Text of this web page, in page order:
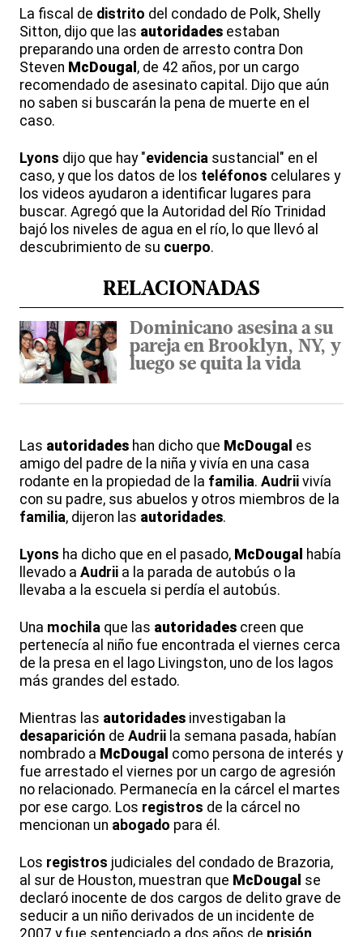
La fiscal de distrito del condado de Polk, Shelly
Sitton, dijo que las autoridades estaban
preparando una orden de arresto contra Don
Steven McDougal , de 42 años, por un cargo
recomendado de asesinato capital. Dijo que aún
no saben si buscarán la pena de muerte en el
caso.
Lyons dijo que hay "evidencia sustancial" en el
caso, y que los datos de los teléfonos celulares y
los videos ayudaron a identificar lugares para
buscar. Agregó que la Autoridad del Río Trinidad
bajó los niveles de agua en el río, lo que llevó al
descubrimiento de su cuerpo.
RELACIONADAS
Dominicano asesina a su
pareja en Brooklyn, NY, y
luego se quita la vida
Las autoridades han dicho que McDougal es
amigo del padre de la niña y vivía en una casa
rodante en la propiedad de la familia. Audrii vivía
con su padre, sus abuelos y otros miembros de la
familia, dijeron las autoridades.
Lyons ha dicho que en el pasado, McDougal había
llevado a Audrii a la parada de autobús o la
llevaba a la escuela si perdía el autobús.
Una mochila que las autoridades creen que
pertenecía al niño fue encontrada el viernes cerca
de la presa en el lago Livingston, uno de los lagos
más grandes del estado.
Mientras las autoridades investigaban la
desaparición de Audrii la semana pasada, habían
nombrado a McDougal como persona de interés y
fue arrestado el viernes por un cargo de agresión
no relacionado. Permanecía en la cárcel el martes
por ese cargo. Los registros de la cárcel no
mencionan un abogado para él.
Los registros judiciales del condado de Brazoria,
al sur de Houston, muestran que McDougal se
declaró inocente de dos cargos de delito grave de
seducir a un niño derivados de un incidente de